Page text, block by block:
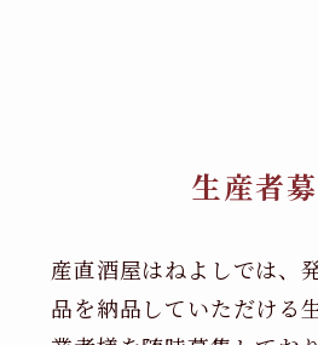
生産者
産直酒屋はねよしでは、
品を納品していただける